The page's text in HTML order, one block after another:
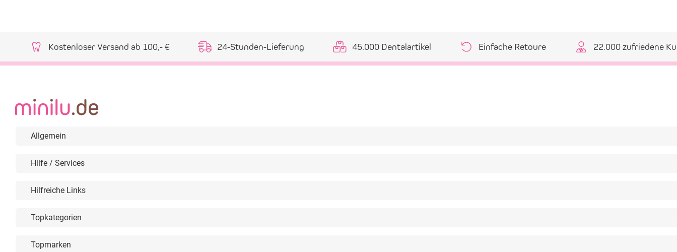
Kostenloser Versand ab 100,- € 24-Stunden-Lieferung 45.000 Dentalartikel Einfache Retoure 22.000 zufriedene
Allgemein
Hilfe / Services
Hilfreiche Links
Topkategorien
Topmarken